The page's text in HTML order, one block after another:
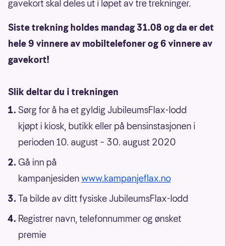
gavekort skal deles ut i løpet av tre trekninger.
Siste trekning holdes mandag 31.08 og da er det
hele 9 vinnere av mobiltelefoner og 6 vinnere av
gavekort!
Slik deltar du i trekningen
Sørg for å ha et gyldig JubileumsFlax-lodd
kjøpt i kiosk, butikk eller på bensinstasjonen i
perioden 10. august – 30. august 2020
Gå inn på
kampanjesiden www.kampanjeflax.no
Ta bilde av ditt fysiske JubileumsFlax-lodd
Registrer navn, telefonnummer og ønsket
premie